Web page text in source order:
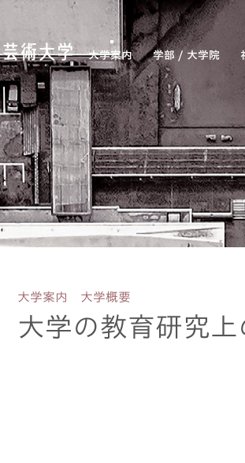
大学案内 学部 / 大学院
大学案内 大学概要
大学の教育研究上